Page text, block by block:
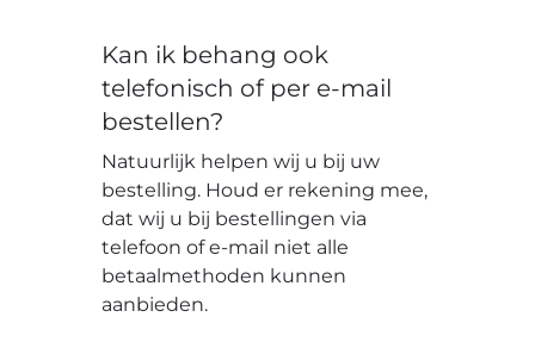
Kan ik behang ook
telefonisch of per e-mail
bestellen?
Natuurlijk helpen wij u bij uw
bestelling. Houd er rekening mee,
dat wij u bij bestellingen via
telefoon of e-mail niet alle
betaalmethoden kunnen
aanbieden.